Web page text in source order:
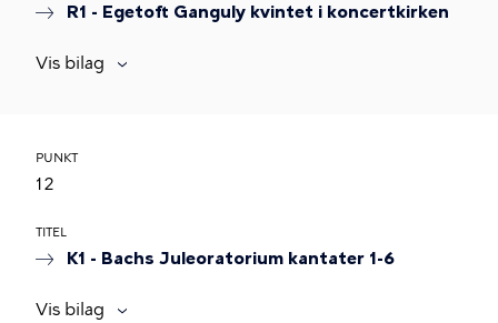
R1 - Egetoft Ganguly kvintet i koncertkirken
Vis bilag
PUNKT
12
TITEL
K1 - Bachs Juleoratorium kantater 1-6
Vis bilag